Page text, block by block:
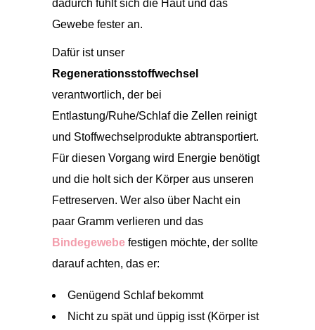
dadurch fühlt sich die Haut und das
Gewebe fester an.
Dafür ist unser
Regenerationsstoffwechsel
verantwortlich, der bei
Entlastung/Ruhe/Schlaf die Zellen reinigt
und Stoffwechselprodukte abtransportiert.
Für diesen Vorgang wird Energie benötigt
und die holt sich der Körper aus unseren
Fettreserven. Wer also über Nacht ein
paar Gramm verlieren und das
Bindegewebe festigen möchte, der sollte
darauf achten, das er:
Genügend Schlaf bekommt
Nicht zu spät und üppig isst (Körper ist